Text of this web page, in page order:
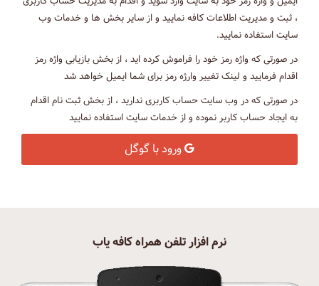
، ثبت و مدیریت اطلاعات کافه نمایید و از سایر بخش ها و خدمات وب
سایت استفاده نمایید.
در صورتی که واژه رمز خود را فراموش کرده اید ، از بخش بازیابی واژه رمز
اقدام فرمایید و لینک تغییر وارژه رمز برای شما ایمیل خواهد شد
در صورتی که در وب سایت حساب کاربری ندارید ، از بخش ثبت نام اقدام
به ایجاد حساب کاربر نموده و از خدمات سایت استفاده نمایید
ورود با گوگل
نرم افزار تلفن همراه کافه یاب